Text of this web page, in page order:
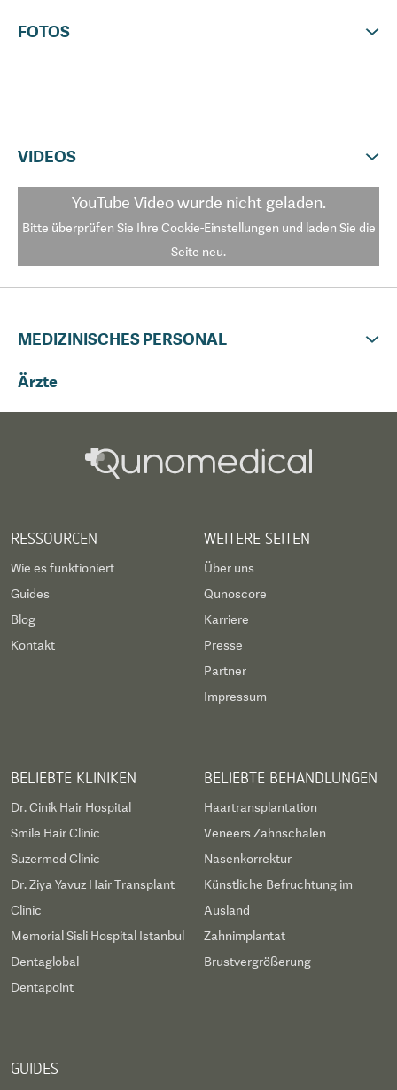
Internationale Patienten werden von einem
klinikeigenen Patientenbetreuungsteam betreut,
das mehrsprachige Koordinatoren beschäftigt.
FOTOS
VIDEOS
YouTube Videowurde nicht geladen.
Bitte überprüfen Sie Ihre Cookie-Einstellungen und laden Sie die
Seite neu.
MEDIZINISCHES PERSONAL
Ärzte
RESSOURCEN
Wie es funktioniert
Guides
Blog
Kontakt
WEITERE SEITEN
Über uns
Qunoscore
Karriere
Presse
Partner
Impressum
BELIEBTE KLINIKEN
Dr. Cinik Hair Hospital
Smile Hair Clinic
Suzermed Clinic
Dr. Ziya Yavuz Hair Transplant
Clinic
Memorial Sisli Hospital Istanbul
Dentaglobal
Dentapoint
BELIEBTE BEHANDLUNGEN
Haartransplantation
Veneers Zahnschalen
Nasenkorrektur
Künstliche Befruchtung im
Ausland
Zahnimplantat
Brustvergrößerung
GUIDES